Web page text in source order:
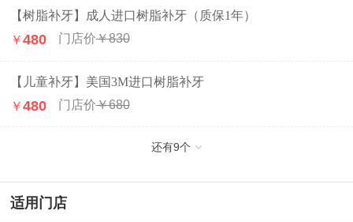
【树脂补牙】成人进口树脂补牙（质保1年）
￥480 ￥830
【儿童补牙】美国3M进口树脂补牙
￥480 ￥680
还有9个
适用门店